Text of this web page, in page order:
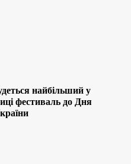
найбільший у
фестиваль до Дня